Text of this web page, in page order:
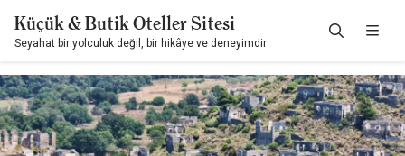
Küçük & Butik Oteller Sitesi
Seyahat bir yolculuk değil, bir hikâye ve deneyimdir